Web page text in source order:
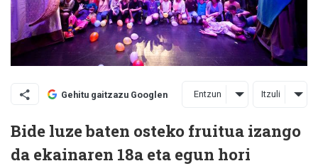
Gehitu gaitzazu Googlen Entzun Itzuli
Bide luze baten osteko fruitua izango
da ekainaren 18a eta egun hori